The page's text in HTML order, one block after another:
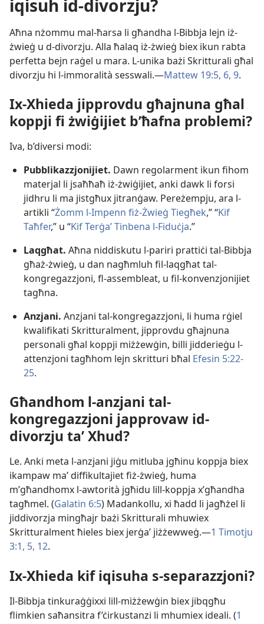
iqisuh id-​divorzju?
Aħna nżommu mal-​ħarsa li għandha l-​Bibbja lejn iż-​
żwieġ u d-​divorzju. Alla ħalaq iż-​żwieġ biex ikun rabta
perfetta bejn raġel u mara. L-​unika bażi Skritturali għal
divorzju hi l-​immoralità sesswali.—Mattew 19:5, 6, 9.
Ix-​Xhieda jipprovdu għajnuna għal
koppji fi żwiġijiet b’ħafna problemi?
Iva, b’diversi modi:
Pubblikazzjonijiet. Dawn regolarment ikun fihom
materjal li jsaħħaħ iż-​żwiġijiet, anki dawk li forsi
jidhru li ma jistgħux jitranġaw. Pereżempju, ara l-​
artikli “Żomm l-​Impenn fiż-​Żwieġ Tiegħek,” “Kif
Taħfer,” u “Kif Terġaʼ Tinbena l-​Fiduċja.”
Laqgħat. Aħna niddiskutu l-​pariri prattiċi tal-​Bibbja
għaż-​żwieġ, u dan nagħmluh fil-​laqgħat tal-​
kongregazzjoni, fl-​assembleat, u fil-​konvenzjonijiet
tagħna.
Anzjani. Anzjani tal-​kongregazzjoni, li huma rġiel
kwalifikati Skritturalment, jipprovdu għajnuna
personali għal koppji miżżewġin, billi jidderieġu l-​
attenzjoni tagħhom lejn skritturi bħal Efesin 5:22-​
25.
Għandhom l-​anzjani tal-​
kongregazzjoni japprovaw id-​
divorzju taʼ Xhud?
Le. Anki meta l-​anzjani jiġu mitluba jgħinu koppja biex
ikampaw maʼ diffikultajiet fiż-​żwieġ, huma
m’għandhomx l-​awtorità jgħidu lill-​koppja x’għandha
tagħmel. (Galatin 6:5) Madankollu, xi ħadd li jagħżel li
jiddivorzja mingħajr bażi Skritturali mhuwiex
Skritturalment ħieles biex jerġaʼ jiżżewweġ.—1 Timotju
3:1, 5, 12.
Ix-​Xhieda kif iqisuha s-​separazzjoni?
Il-​Bibbja tinkuraġġixxi lill-​miżżewġin biex jibqgħu
flimkien saħansitra f’ċirkustanzi li mhumiex ideali. (1